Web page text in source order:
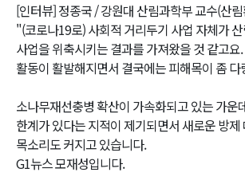
[인터뷰] 정종국 / 강원대 산림과학부 교수(산
"(코로나19로) 사회적 거리두기 사업 자체가
사업을 위축시키는 결과를 가져왔을 것 같고요
활동이 활발해지면서 결국에는 피해목이 좀
소나무재선충병 확산이 가속화되고 있는 가운
한계가 있다는 지적이 제기되면서 새로운 방
목소리도 커지고 있습니다.
G1뉴스 모재성입니다.